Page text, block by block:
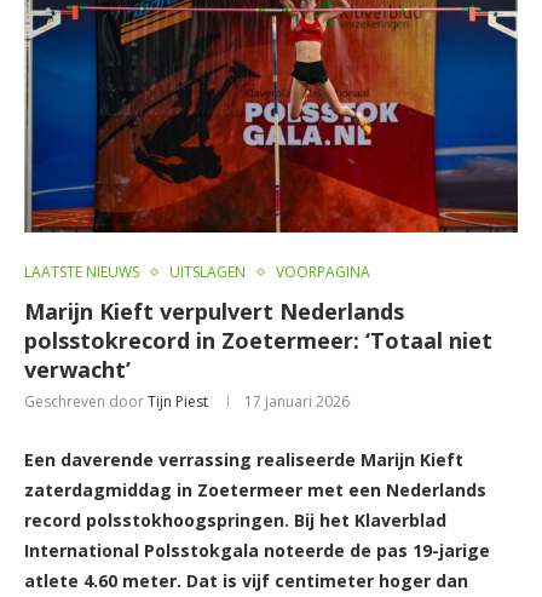
LAATSTE NIEUWS UITSLAGEN VOORPAGINA
Marijn Kieft verpulvert Nederlands
polsstokrecord in Zoetermeer: ‘Totaal niet
verwacht’
Geschreven doorTijn Piest 17 januari 2026
Een daverende verrassing realiseerde Marijn Kieft
zaterdagmiddag in Zoetermeer met een Nederlands
record polsstokhoogspringen. Bij het Klaverblad
International Polsstokgala noteerde de pas 19-jarige
atlete 4.60 meter. Dat is vijf centimeter hoger dan